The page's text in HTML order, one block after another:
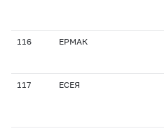
116 ЕРМАК
117 ЕСЕЯ